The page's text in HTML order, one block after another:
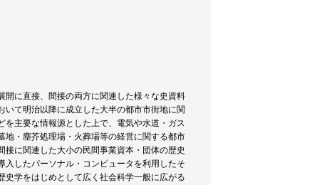
に直接、間接の両方に関連した様々な史資料
て明治以降に成立した大半の都市市街地に関
主要な情報源とした上で、電気や水道・ガス
・塵芥処理場・火葬場等の経営に関する都市
に関連した大小の民間事業資本・団体の歴史
したパーソナル・コンピュータを利用したそ
学をはじめとして広く社会科学一般に広がる